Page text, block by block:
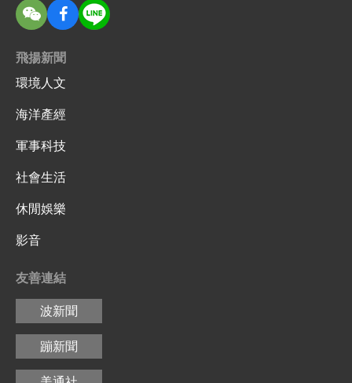
飛揚新聞
環境人文
海洋產經
軍事科技
社會生活
休閒娛樂
影音
友善連結
波新聞
蹦新聞